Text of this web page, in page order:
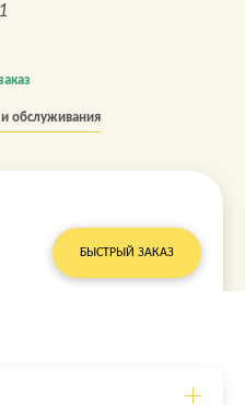
11-30
обслуживания
БЫСТРЫЙ ЗАКАЗ